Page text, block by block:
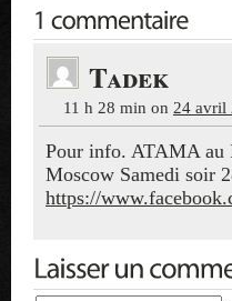
Tadek
11 h 28 min on 24 avril
Pour info. ATAMA au
Moscow Samedi soir
https://